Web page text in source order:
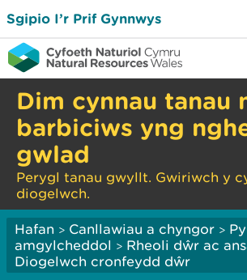
Sgipio I’r Prif Gynnwys
Dim cynnau tanau
barbiciws yng
gwlad
Perygl tanau gwyllt. Gwiriwch y
diogelwch.
Hafan > Canllawiau a chyngor >
amgylcheddol > Rheoli dŵr ac
Diogelwch cronfeydd dŵr